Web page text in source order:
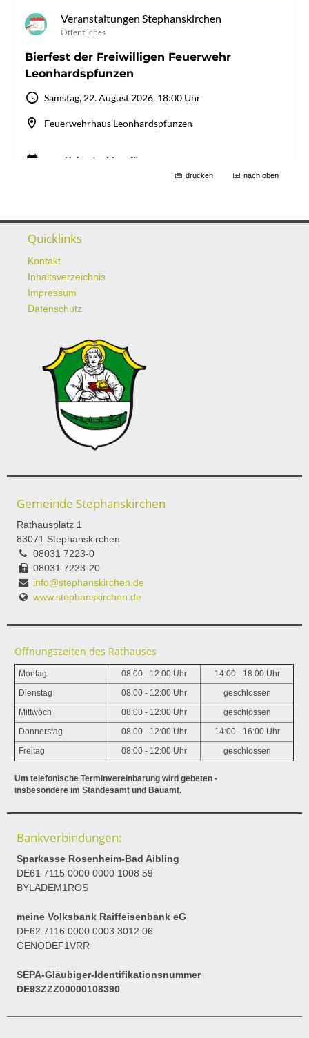
drucken nach oben
Quicklinks
Kontakt
Inhaltsverzeichnis
Impressum
Datenschutz
Gemeinde Stephanskirchen
Rathausplatz 1
83071 Stephanskirchen
08031 7223-0
08031 7223-20
info@stephanskirchen.de
www.stephanskirchen.de
Öffnungszeiten des Rathauses
Montag 08:00 - 12:00 Uhr 14:00 - 18:00 Uhr
Dienstag 08:00 - 12:00 Uhr geschlossen
Mittwoch 08:00 - 12:00 Uhr geschlossen
Donnerstag 08:00 - 12:00 Uhr 14:00 - 16:00 Uhr
Freitag 08:00 - 12:00 Uhr geschlossen
Um telefonische Terminvereinbarung wird gebeten -
insbesondere im Standesamt und Bauamt.
Bankverbindungen:
Sparkasse Rosenheim-Bad Aibling
DE61 7115 0000 0000 1008 59
BYLADEM1ROS
meine Volksbank Raiffeisenbank eG
DE62 7116 0000 0003 3012 06
GENODEF1VRR
SEPA-Gläubiger-Identifikationsnummer
DE93ZZZ00000108390